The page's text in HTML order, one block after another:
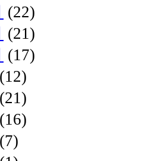
(22)
(21)
(17)
(12)
(21)
(16)
(7)